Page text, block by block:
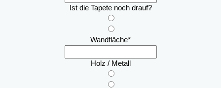
Ist die Tapete noch drauf?
Wandfläche*
Holz / Metall